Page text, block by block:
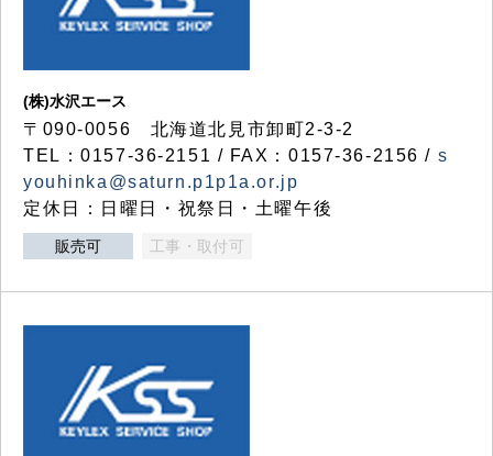
(株)水沢エース
〒090-0056 北海道北見市卸町2-3-2
TEL：0157-36-2151 / FAX：0157-36-2156 / s
youhinka@saturn.p1p1a.or.jp
定休日：日曜日・祝祭日・土曜午後
販売可 工事・取付可